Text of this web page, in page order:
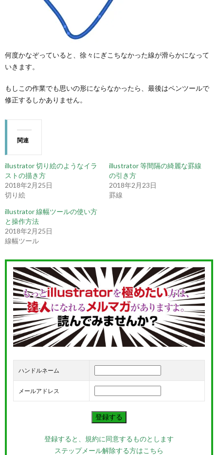
何度かなぞっていると、徐々にぎこちなかった線が滑らかになって
いきます。
もしこの作業でも思いの形にならなかったら、最後はペンツールで
修正するしかありません。
関連
illustrator 切り絵のようなイラ
ストの描き方
2018年2月25日
切り絵
illustrator 等間隔の綺麗な罫線
の引き方
2018年2月23日
罫線
illustrator 線幅ツールの使い方
と操作方法
2018年2月25日
線幅ツール
ハンドルネーム
メールアドレス
登録すると、規約に同意するものとします
ステップメール解除する方はこちら